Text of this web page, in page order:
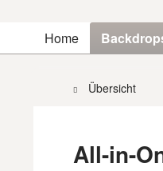
Home
Übersicht
All-in-